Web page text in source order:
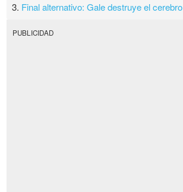
3. Final alternativo: Gale destruye el cerebro
PUBLICIDAD